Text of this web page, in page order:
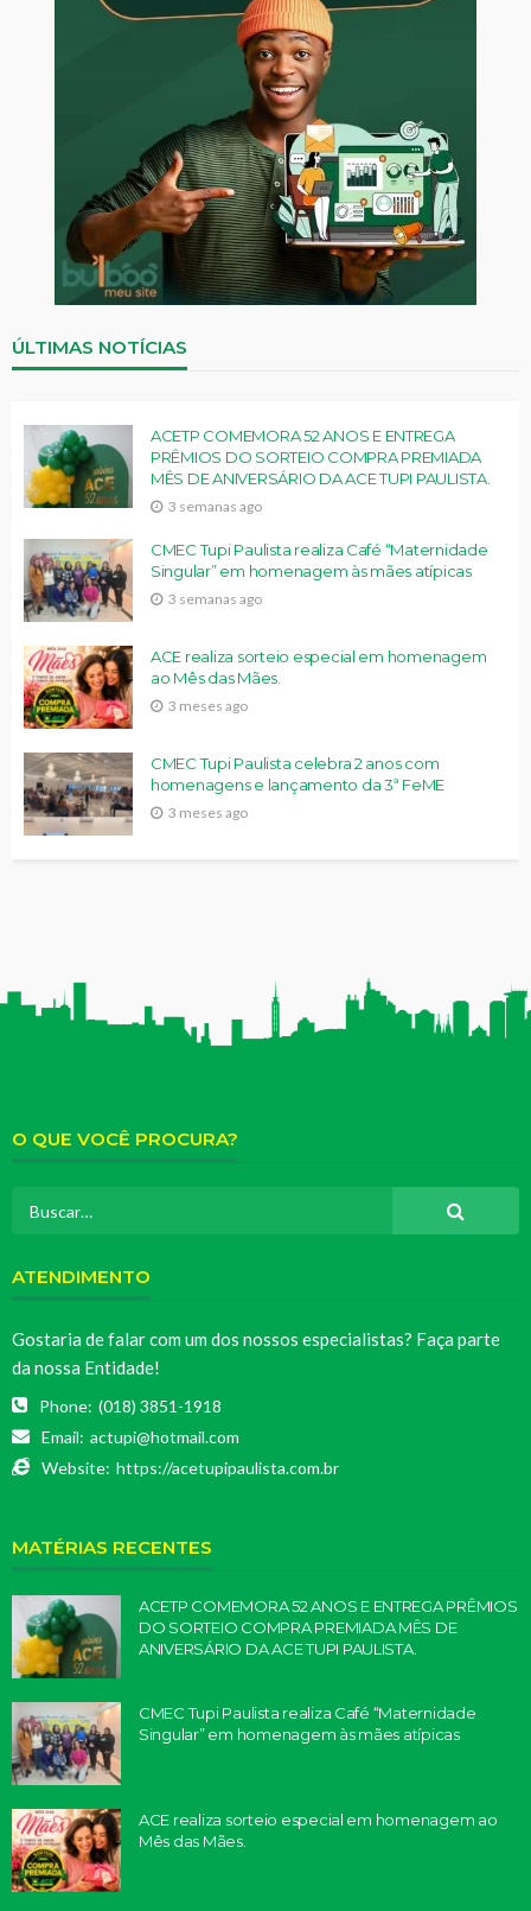
ÚLTIMAS NOTÍCIAS
ACETP COMEMORA 52 ANOS E ENTREGA
PRÊMIOS DO SORTEIO COMPRA PREMIADA
MÊS DE ANIVERSÁRIO DA ACE TUPI PAULISTA.
3 semanas ago
CMEC Tupi Paulista realiza Café “Maternidade
Singular” em homenagem às mães atípicas
3 semanas ago
ACE realiza sorteio especial em homenagem
ao Mês das Mães.
3 meses ago
CMEC Tupi Paulista celebra 2 anos com
homenagens e lançamento da 3ª FeME
3 meses ago
O QUE VOCÊ PROCURA?
ATENDIMENTO
Gostaria de falar com um dos nossos especialistas? Faça parte
da nossa Entidade!
Phone: (018) 3851-1918
Email: actupi@hotmail.com
Website: https://acetupipaulista.com.br
MATÉRIAS RECENTES
ACETP COMEMORA 52 ANOS E ENTREGA PRÊMIOS
DO SORTEIO COMPRA PREMIADA MÊS DE
ANIVERSÁRIO DA ACE TUPI PAULISTA.
CMEC Tupi Paulista realiza Café “Maternidade
Singular” em homenagem às mães atípicas
ACE realiza sorteio especial em homenagem ao
Mês das Mães.